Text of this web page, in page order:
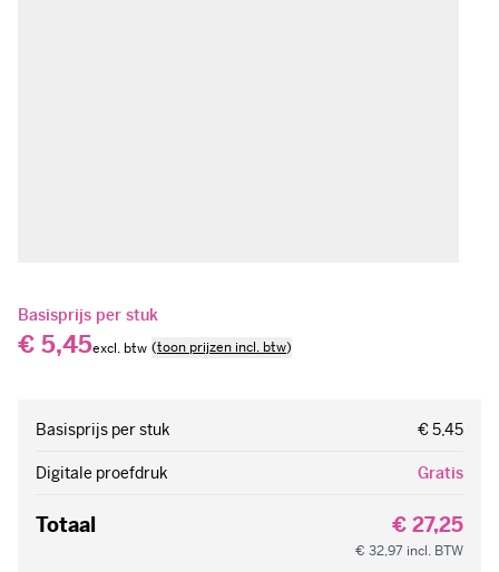
Basisprijs per stuk
€ 5,45 (toon prijzen incl. btw)
Basisprijs per stuk € 5,45
Digitale proefdruk Gratis
Totaal € 27,25
€ 32,97 incl. BTW